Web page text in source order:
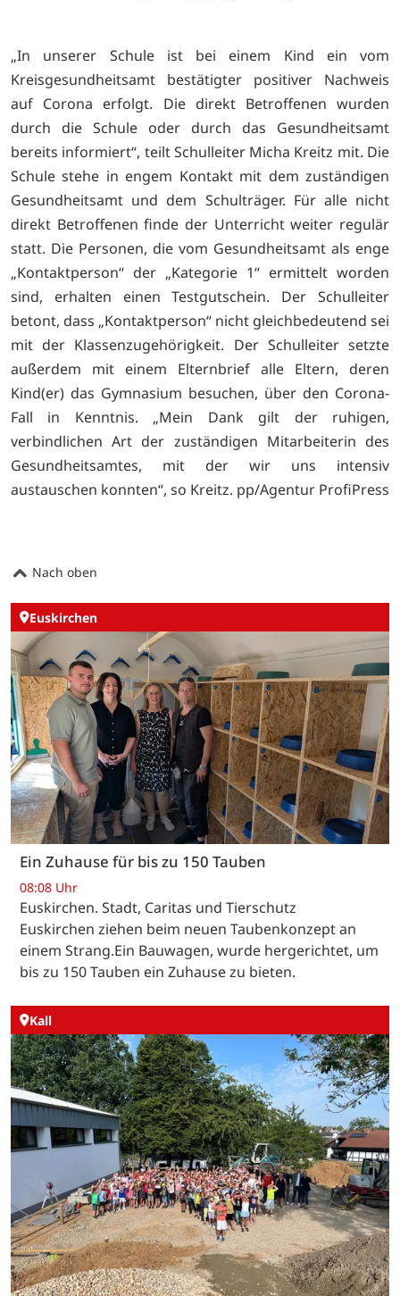
„In unserer Schule ist bei einem Kind ein vom
Kreisgesundheitsamt bestätigter positiver Nachweis
auf Corona erfolgt. Die direkt Betroffenen wurden
durch die Schule oder durch das Gesundheitsamt
bereits informiert“, teilt Schulleiter Micha Kreitz mit. Die
Schule stehe in engem Kontakt mit dem zuständigen
Gesundheitsamt und dem Schulträger. Für alle nicht
direkt Betroffenen finde der Unterricht weiter regulär
statt. Die Personen, die vom Gesundheitsamt als enge
„Kontaktperson“ der „Kategorie 1“ ermittelt worden
sind, erhalten einen Testgutschein. Der Schulleiter
betont, dass „Kontaktperson“ nicht gleichbedeutend sei
mit der Klassenzugehörigkeit. Der Schulleiter setzte
außerdem mit einem Elternbrief alle Eltern, deren
Kind(er) das Gymnasium besuchen, über den Corona-
Fall in Kenntnis. „Mein Dank gilt der ruhigen,
verbindlichen Art der zuständigen Mitarbeiterin des
Gesundheitsamtes, mit der wir uns intensiv
austauschen konnten“, so Kreitz. pp/Agentur ProfiPress
Nach oben
Euskirchen
Ein Zuhause für bis zu 150 Tauben
08:08 Uhr
Euskirchen. Stadt, Caritas und Tierschutz
Euskirchen ziehen beim neuen Taubenkonzept an
einem Strang.Ein Bauwagen, wurde hergerichtet, um
bis zu 150 Tauben ein Zuhause zu bieten.
Kall